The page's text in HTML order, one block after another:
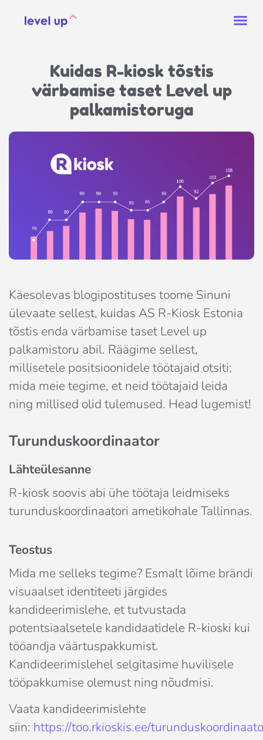
Kuidas R-kiosk tõstis
värbamise taset Level up
palkamistoruga
Käesolevas blogipostituses toome Sinuni
ülevaate sellest, kuidas AS R-Kiosk Estonia
tõstis enda värbamise taset Level up
palkamistoru abil. Räägime sellest,
millisetele positsioonidele töötajaid otsiti;
mida meie tegime, et neid töötajaid leida
ning millised olid tulemused. Head lugemist!
Turunduskoordinaator
Lähteülesanne
R-kiosk soovis abi ühe töötaja leidmiseks
turunduskoordinaatori ametikohale Tallinnas.
Teostus
Mida me selleks tegime? Esmalt lõime brändi
visuaalset identiteeti järgides
kandideerimislehe, et tutvustada
potentsiaalsetele kandidaatidele R-kioski kui
tööandja väärtuspakkumist.
Kandideerimislehel selgitasime huvilisele
tööpakkumise olemust ning nõudmisi.
Vaata kandideerimislehte
siin: https://too.rkioskis.ee/